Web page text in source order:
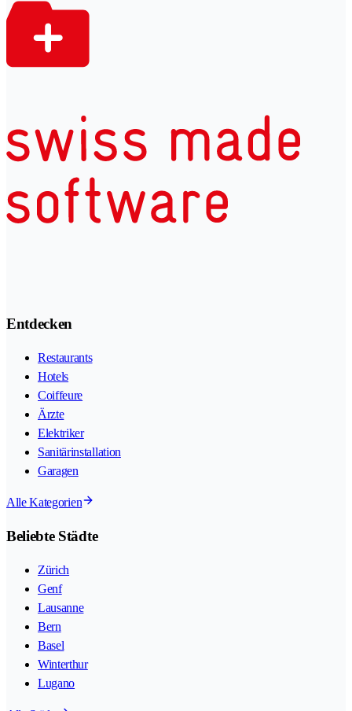
Entdecken
Restaurants
Hotels
Coiffeure
Ärzte
Elektriker
Sanitärinstallation
Garagen
Alle Kategorien
Beliebte Städte
Zürich
Genf
Lausanne
Bern
Basel
Winterthur
Lugano